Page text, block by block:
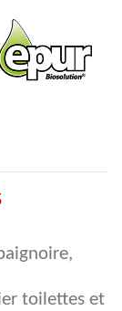
toilettes et